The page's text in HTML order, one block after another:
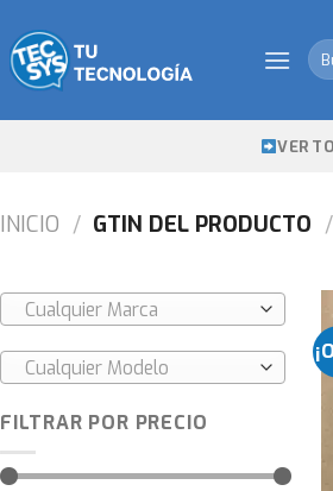
VER
INICIO / GTIN DEL PRODUCTO /
Cualquier Marca
Cualquier Modelo
FILTRAR POR PRECIO